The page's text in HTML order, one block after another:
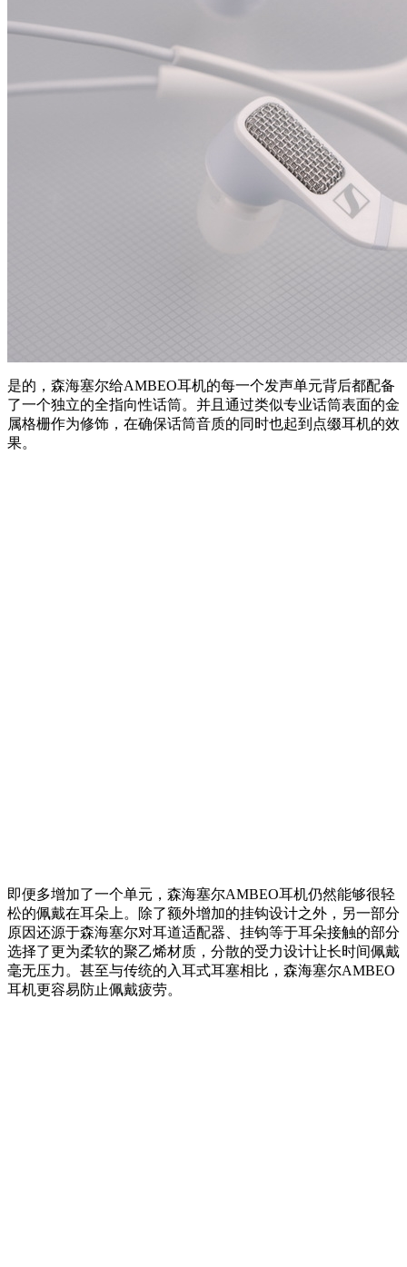
是的，森海塞尔给AMBEO耳机的每一个发声单元背后都配备
了一个独立的全指向性话筒。并且通过类似专业话筒表面的金
属格栅作为修饰，在确保话筒音质的同时也起到点缀耳机的效
果。
即便多增加了一个单元，森海塞尔AMBEO耳机仍然能够很轻
松的佩戴在耳朵上。除了额外增加的挂钩设计之外，另一部分
原因还源于森海塞尔对耳道适配器、挂钩等于耳朵接触的部分
选择了更为柔软的聚乙烯材质，分散的受力设计让长时间佩戴
毫无压力。甚至与传统的入耳式耳塞相比，森海塞尔AMBEO
耳机更容易防止佩戴疲劳。